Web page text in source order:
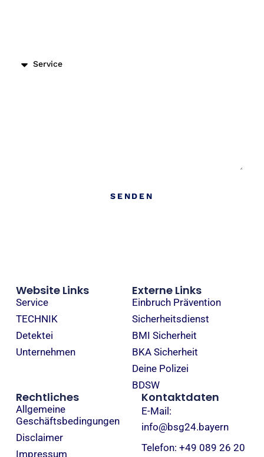
SENDEN
Website Links
Service
TECHNIK
Detektei
Unternehmen
Externe Links
Einbruch Prävention
Sicherheitsdienst
BMI Sicherheit
BKA Sicherheit
Deine Polizei
BDSW
Rechtliches
Allgemeine
Geschäftsbedingungen
Disclaimer
Impressum
Kontaktdaten
E-Mail:
info@bsg24.bayern
Telefon: +49 089 26 20